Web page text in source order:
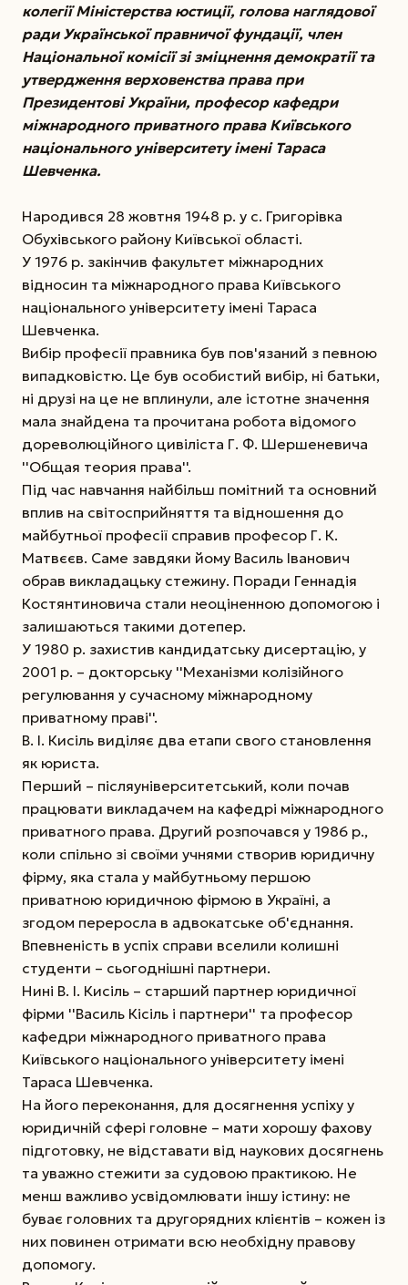
колегії Міністерства юстиції, голова наглядової
ради Української правничої фундації, член
Національної комісії зі зміцнення демократії та
утвердження верховенства права при
Президентові України, професор кафедри
міжнародного приватного права Київського
національного університету імені Тараса
Шевченка.
Народився 28 жовтня 1948 р. у с. Григорівка
Обухівського району Київської області.
У 1976 р. закінчив факультет міжнародних
відносин та міжнародного права Київського
національного університету імені Тараса
Шевченка.
Вибір професії правника був пов'язаний з певною
випадковістю. Це був особистий вибір, ні батьки,
ні друзі на це не вплинули, але істотне значення
мала знайдена та прочитана робота відомого
дореволюційного цивіліста Г. Ф. Шершеневича
''Общая теория права''.
Під час навчання найбільш помітний та основний
вплив на світосприйняття та відношення до
майбутньої професії справив професор Г. К.
Матвєєв. Саме завдяки йому Василь Іванович
обрав викладацьку стежину. Поради Геннадія
Костянтиновича стали неоціненною допомогою і
залишаються такими дотепер.
У 1980 р. захистив кандидатську дисертацію, у
2001 р. – докторську ''Механізми колізійного
регулювання у сучасному міжнародному
приватному праві''.
В. І. Кисіль виділяє два етапи свого становлення
як юриста.
Перший – післяуніверситетський, коли почав
працювати викладачем на кафедрі міжнародного
приватного права. Другий розпочався у 1986 р.,
коли спільно зі своїми учнями створив юридичну
фірму, яка стала у майбутньому першою
приватною юридичною фірмою в Україні, а
згодом переросла в адвокатське об'єднання.
Впевненість в успіх справи вселили колишні
студенти – сьогоднішні партнери.
Нині В. І. Кисіль – старший партнер юридичної
фірми ''Василь Кісіль і партнери'' та професор
кафедри міжнародного приватного права
Київського національного університету імені
Тараса Шевченка.
На його переконання, для досягнення успіху у
юридичній сфері головне – мати хорошу фахову
підготовку, не відставати від наукових досягнень
та уважно стежити за судовою практикою. Не
менш важливо усвідомлювати іншу істину: не
буває головних та другорядних клієнтів – кожен із
них повинен отримати всю необхідну правову
допомогу.